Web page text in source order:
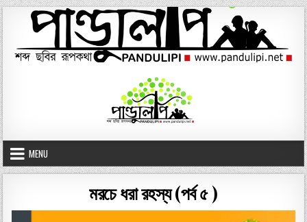
Skip
to
content
MENU
মরচে ধরা রহস্য (পর্ব ৫ )